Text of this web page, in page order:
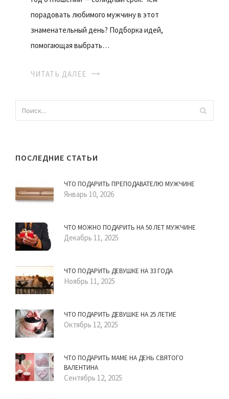
порадовать любимого мужчину в этот
знаменательный день? Подборка идей,
помогающая выбрать…
ЧИТАТЬ ДАЛЕЕ
ПОСЛЕДНИЕ СТАТЬИ
ЧТО ПОДАРИТЬ ПРЕПОДАВАТЕЛЮ МУЖЧИНЕ
Январь 10, 2026
ЧТО МОЖНО ПОДАРИТЬ НА 50 ЛЕТ МУЖЧИНЕ
Декабрь 11, 2025
ЧТО ПОДАРИТЬ ДЕВУШКЕ НА 33 ГОДА
Ноябрь 11, 2025
ЧТО ПОДАРИТЬ ДЕВУШКЕ НА 25 ЛЕТИЕ
Октябрь 12, 2025
ЧТО ПОДАРИТЬ МАМЕ НА ДЕНЬ СВЯТОГО
ВАЛЕНТИНА
Сентябрь 12, 2025